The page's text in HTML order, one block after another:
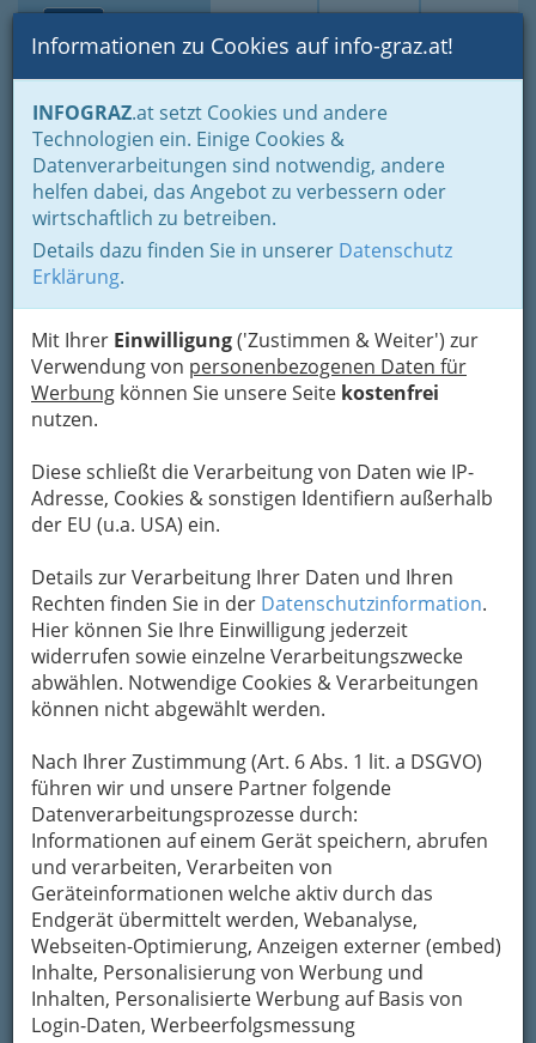
Suche Login Toggle
Informationen zu Cookies auf info-graz.at!
INFOGRAZ.at setzt Cookies und andere
Technologien ein. Einige Cookies &
Datenverarbeitungen sind notwendig, andere
helfen dabei, das Angebot zu verbessern oder
wirtschaftlich zu betreiben.
Details dazu finden Sie in unserer Datenschutz
Erklärung.
Mit Ihrer Einwilligung('Zustimmen & Weiter') zur
Verwendung von personenbezogenen Daten für
Werbung können Sie unsere Seite kostenfrei
nutzen.
Diese schließt die Verarbeitung von Daten wie IP-
Adresse, Cookies & sonstigen Identifiern außerhalb
der EU (u.a. USA) ein.
Details zur Verarbeitung Ihrer Daten und Ihren
Rechten finden Sie in der Datenschutzinformation.
Hier können Sie Ihre Einwilligung jederzeit
widerrufen sowie einzelne Verarbeitungszwecke
abwählen. Notwendige Cookies & Verarbeitungen
können nicht abgewählt werden.
Nach Ihrer Zustimmung (Art. 6 Abs. 1 lit. a DSGVO)
führen wir und unsere Partner folgende
Datenverarbeitungsprozesse durch:
Informationen auf einem Gerät speichern, abrufen
und verarbeiten, Verarbeiten von
Geräteinformationen welche aktiv durch das
Endgerät übermittelt werden, Webanalyse,
Webseiten-Optimierung, Anzeigen externer (embed)
Inhalte, Personalisierung von Werbung und
Inhalten, Personalisierte Werbung auf Basis von
Login-Daten, Werbeerfolgsmessung
Home Branchen
Tourismus & Freizeitwirtschaft
Gastronomie
Bahnhofs-Gastwirtschaft
Arno Krautner
Conrad-von-Hötzendorf-Straße 110, 8010 Graz
Karte
Adresse mit Google Maps anschauen
Navigation
Kaffeerestaurant -